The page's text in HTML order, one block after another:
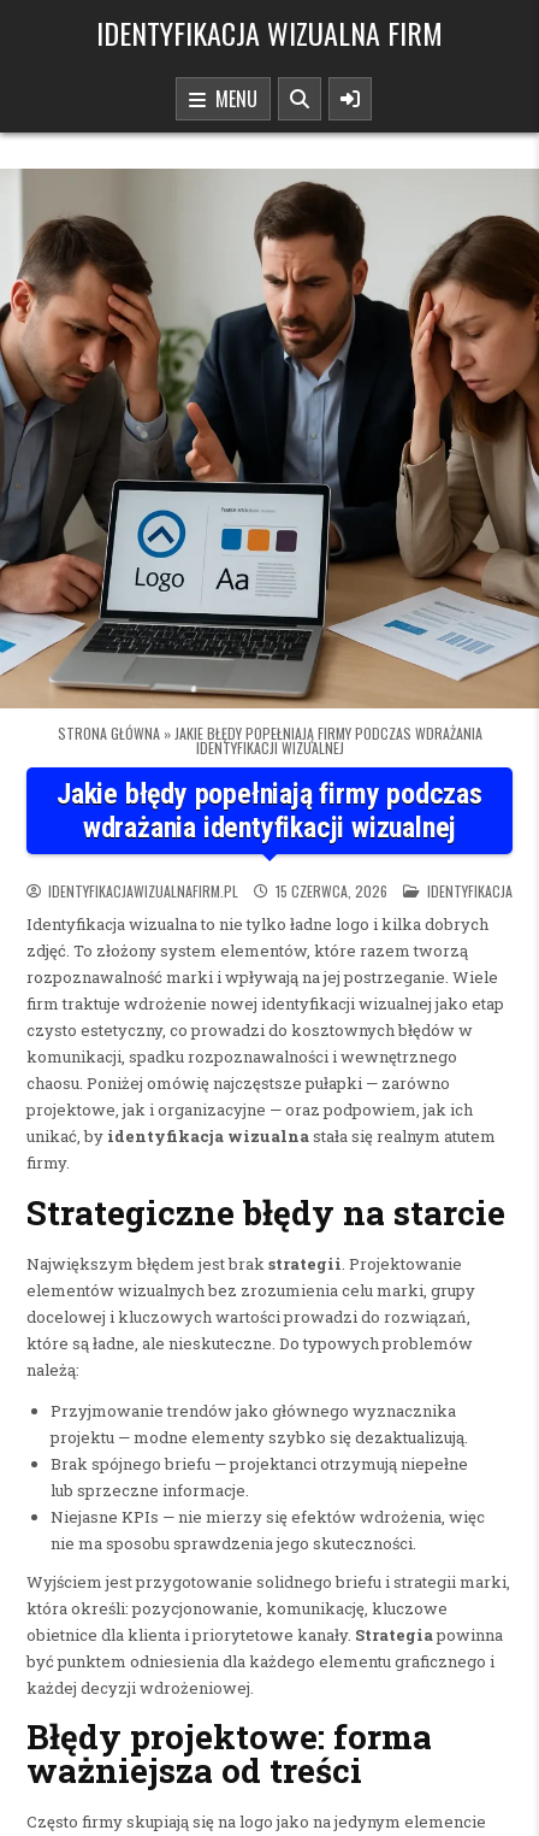
IDENTYFIKACJA WIZUALNA FIRM
MENU
STRONA GŁÓWNA» JAKIE BŁĘDY POPEŁNIAJĄ FIRMY PODCZAS WDRAŻANIA
IDENTYFIKACJI WIZUALNEJ
Jakie błędy popełniają firmy podczas
wdrażania identyfikacji wizualnej
IDENTYFIKACJAWIZUALNAFIRM.PL 15 CZERWCA, 2026 POSTED IN
IDENTYFIKACJA
Identyfikacja wizualna to nie tylko ładne logo i kilka dobrych
zdjęć. To złożony system elementów, które razem tworzą
rozpoznawalność marki i wpływają na jej postrzeganie. Wiele
firm traktuje wdrożenie nowej identyfikacji wizualnej jako etap
czysto estetyczny, co prowadzi do kosztownych błędów w
komunikacji, spadku rozpoznawalności i wewnętrznego
chaosu. Poniżej omówię najczęstsze pułapki — zarówno
projektowe, jak i organizacyjne — oraz podpowiem, jak ich
unikać, by identyfikacja wizualnastała się realnym atutem
firmy.
Strategiczne błędy na starcie
Największym błędem jest brak strategii . Projektowanie
elementów wizualnych bez zrozumienia celu marki, grupy
docelowej i kluczowych wartości prowadzi do rozwiązań,
które są ładne, ale nieskuteczne. Do typowych problemów
należą:
Przyjmowanie trendów jako głównego wyznacznika
projektu — modne elementy szybko się dezaktualizują.
Brak spójnego briefu — projektanci otrzymują niepełne
lub sprzeczne informacje.
Niejasne KPIs — nie mierzy się efektów wdrożenia, więc
nie ma sposobu sprawdzenia jego skuteczności.
Wyjściem jest przygotowanie solidnego briefu i strategii marki,
która określi: pozycjonowanie, komunikację, kluczowe
obietnice dla klienta i priorytetowe kanały. Strategiapowinna
być punktem odniesienia dla każdego elementu graficznego i
każdej decyzji wdrożeniowej.
Błędy projektowe: forma
ważniejsza od treści
Często firmy skupiają się na logo jako na jedynym elemencie